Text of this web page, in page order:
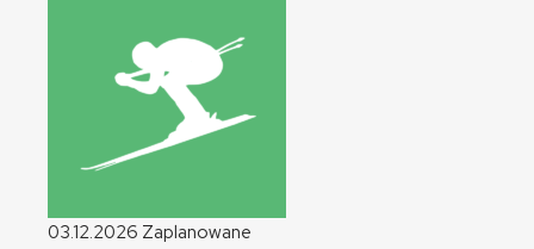
03.12.2026 Zaplanowane